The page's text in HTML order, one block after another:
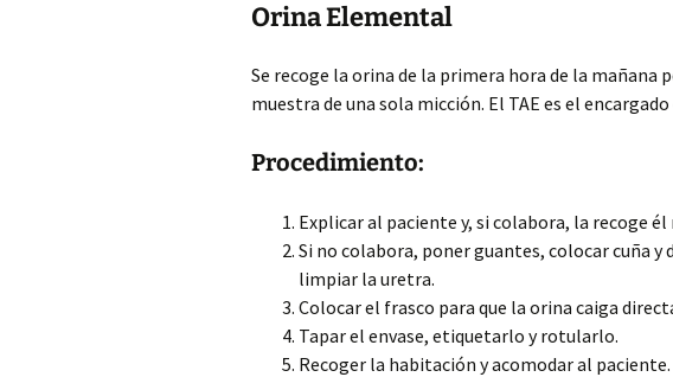
Orina Elemental
Se recoge la orina de la primera hora de la mañana
muestra de una sola micción. El TAE es el encargado
Procedimiento:
Explicar al paciente y, si colabora, la recoge él
Si no colabora, poner guantes, colocar cuña
limpiar la uretra.
Colocar el frasco para que la orina caiga
Tapar el envase, etiquetarlo y rotularlo.
Recoger la habitación y acomodar al paciente.